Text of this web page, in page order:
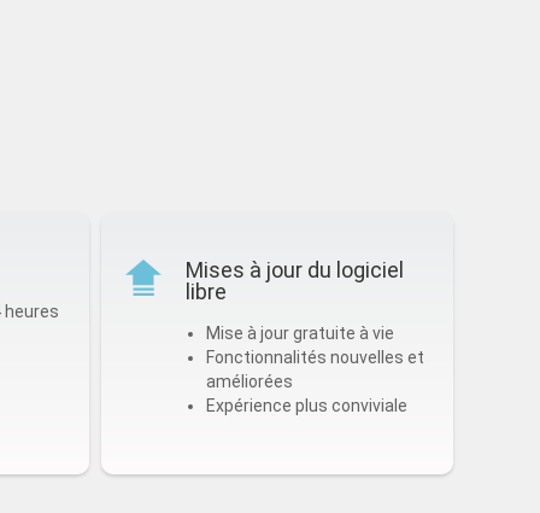
heures
Mises à jour du logiciel
libre
Mise à jour gratuite à vie
Fonctionnalités nouvelles et
améliorées
Expérience plus conviviale